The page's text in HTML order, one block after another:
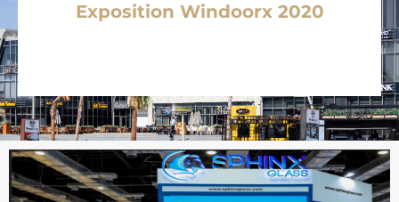
Exposition Windoorx 2020